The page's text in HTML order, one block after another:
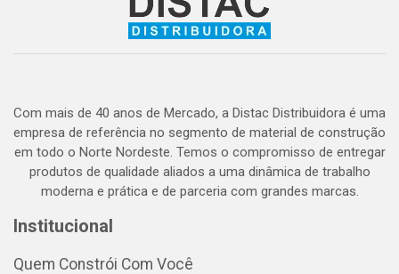
Com mais de 40 anos de Mercado, a Distac Distribuidora é uma
empresa de referência no segmento de material de construção
em todo o Norte Nordeste. Temos o compromisso de entregar
produtos de qualidade aliados a uma dinâmica de trabalho
moderna e prática e de parceria com grandes marcas.
Institucional
Quem Constrói Com Você